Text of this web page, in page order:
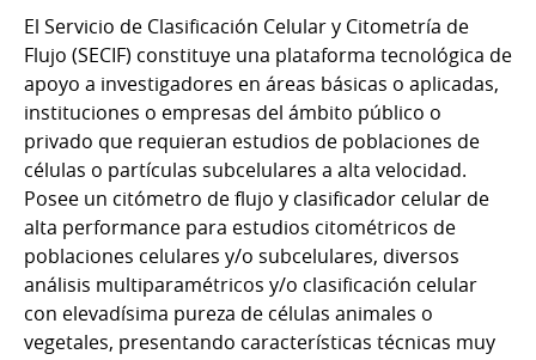
El Servicio de Clasificación Celular y Citometría de
Flujo (SECIF) constituye una plataforma tecnológica de
apoyo a investigadores en áreas básicas o aplicadas,
instituciones o empresas del ámbito público o
privado que requieran estudios de poblaciones de
células o partículas subcelulares a alta velocidad.
Posee un citómetro de flujo y clasificador celular de
alta performance para estudios citométricos de
poblaciones celulares y/o subcelulares, diversos
análisis multiparamétricos y/o clasificación celular
con elevadísima pureza de células animales o
vegetales, presentando características técnicas muy